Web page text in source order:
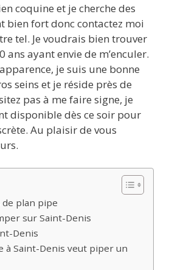
coquine et je cherche des
bien fort donc contactez moi
tel. Je voudrais bien trouver
ans ayant envie de m’enculer.
je suis une bonne
seins et je réside près de
pas à me faire signe, je
disponible dès ce soir pour
Au plaisir de vous
plan pipe
sur Saint-Denis
Denis
à Saint-Denis veut piper un